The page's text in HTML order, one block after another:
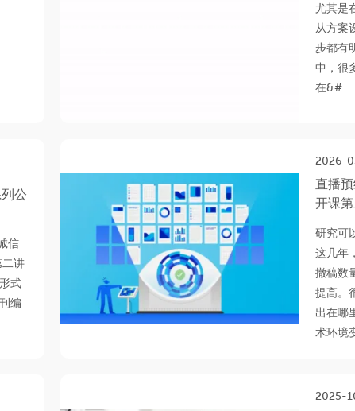
尤其是
从方案
步都有
中，很
在&#...
公
信
二讲
式
编
2026-
直播
开课
研究可
这几年
撤稿数
提高。
出在哪
术环境
2025-